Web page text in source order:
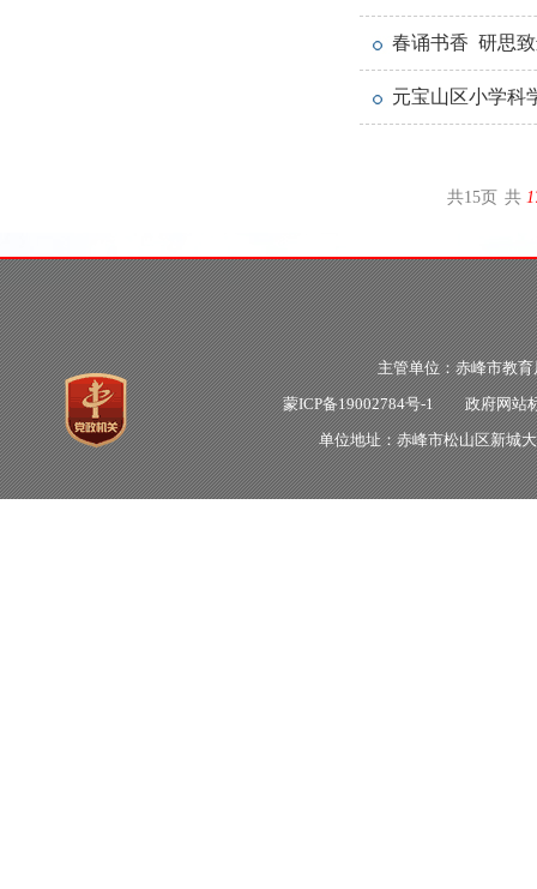
春诵书香 研思
元宝山区小学科
共15页 共
主管单位：赤峰市
蒙ICP备19002784号-1政府网站
单位地址：赤峰市松山区新